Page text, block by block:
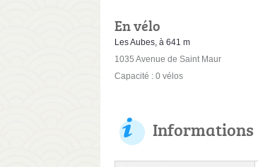
En vélo
Les Aubes, à 641 m
1035 Avenue de Saint Maur
Capacité : 0 vélos
Informations